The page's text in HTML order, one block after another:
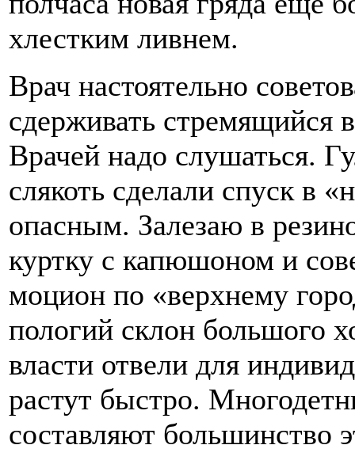
хлестким ливнем.
Врач настоятельно
сдерживать стремящийся
Врачей надо слушаться.
слякоть сделали спуск в
опасным. Залезаю в
куртку с капюшоном и
моцион по «верхнему
пологий склон большого
власти отвели для
растут быстро.
составляют большинство